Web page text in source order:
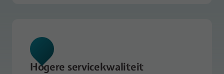
Hogere servicekwaliteit